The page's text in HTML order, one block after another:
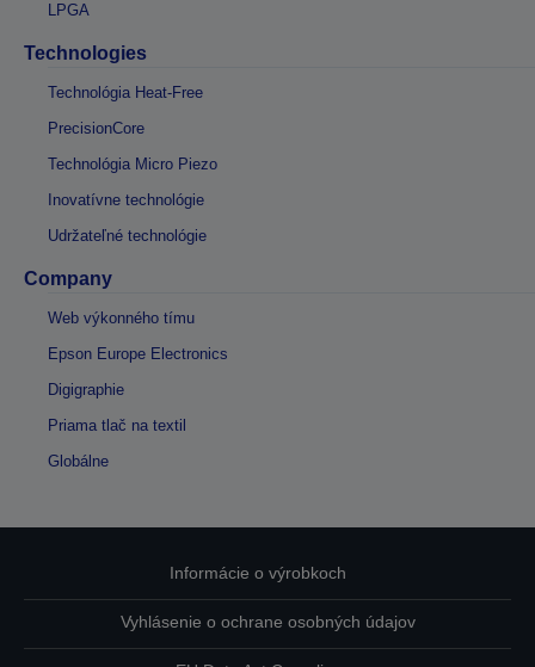
LPGA
Technologies
Technológia Heat-Free
PrecisionCore
Technológia Micro Piezo
Inovatívne technológie
Udržateľné technológie
Company
Web výkonného tímu
Epson Europe Electronics
Digigraphie
Priama tlač na textil
Globálne
Informácie o výrobkoch
Vyhlásenie o ochrane osobných údajov